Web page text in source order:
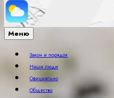
Меню
Закон и порядок
Наши люди
Официально
Общество